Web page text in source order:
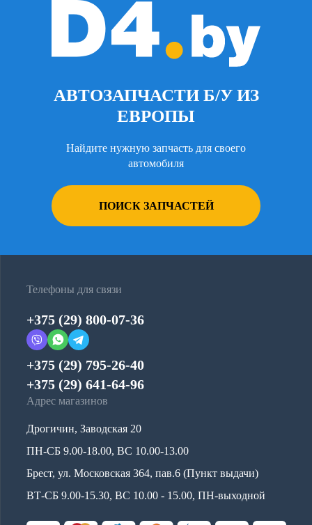
АВТОЗАПЧАСТИ Б/У ИЗ
ЕВРОПЫ
Найдите нужную запчасть для своего
автомобиля
ПОИСК ЗАПЧАСТЕЙ
Телефоны для связи
+375 (29) 800-07-36
+375 (29) 795-26-40
+375 (29) 641-64-96
Адрес магазинов
Дрогичин, Заводская 20
ПН-СБ 9.00-18.00, ВС 10.00-13.00
Брест, ул. Московская 364, пав.6 (Пункт выдачи)
ВТ-СБ 9.00-15.30, ВС 10.00 - 15.00, ПН-выходной